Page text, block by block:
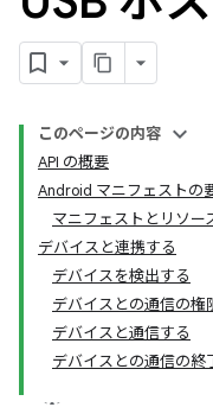
このページの内容
API の概要
Android マニフェストの
マニフェストとリソー
デバイスと連携する
デバイスを検出する
デバイスとの通信の権
デバイスと通信する
デバイスとの通信の終